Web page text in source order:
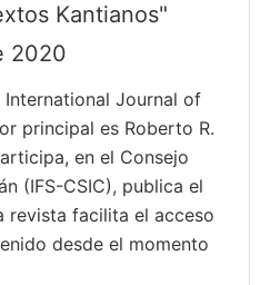
Kantianos"
2020
International Journal of
principal es Roberto R.
en el Consejo
(IFS-CSIC), publica el
revista facilita el acceso
desde el momento